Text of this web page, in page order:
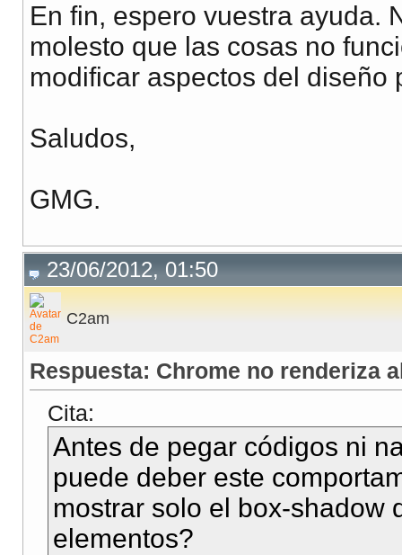
En fin, espero vuestra ayuda.
molesto que las cosas no
modificar aspectos del diseño
Saludos,
GMG.
23/06/2012, 01:50
C2am
Respuesta: Chrome no renderiza
Cita:
Antes de pegar códigos ni
puede deber este
mostrar solo el box-shadow
elementos?